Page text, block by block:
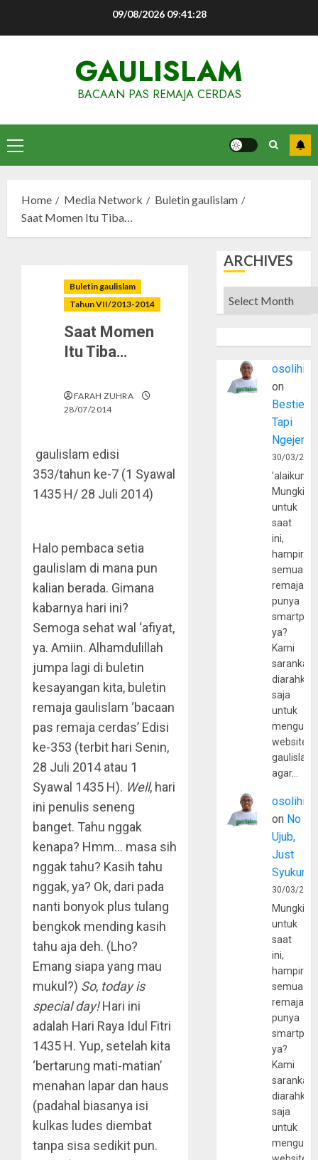
09/08/2026 09:41:29
GAULISLAM
BACAAN PAS REMAJA CERDAS
Primary
Menu
Home Media Network
Buletin gaulislam
Saat Momen Itu Tiba…
Buletin gaulislam
Tahun VII/2013-2014
Saat Momen
Itu Tiba…
FARAH ZUHRA
28/07/2014
gaulislam edisi
353/tahun ke-7 (1 Syawal
1435 H/ 28 Juli 2014)
Halo pembaca setia
gaulislam di mana pun
kalian berada. Gimana
kabarnya hari ini?
Semoga sehat wal ‘afiyat,
ya. Amiin. Alhamdulillah
jumpa lagi di buletin
kesayangan kita, buletin
remaja gaulislam ‘bacaan
pas remaja cerdas’ Edisi
ke-353 (terbit hari Senin,
28 Juli 2014 atau 1
Syawal 1435 H). Well, hari
ini penulis seneng
banget. Tahu nggak
kenapa? Hmm… masa sih
nggak tahu? Kasih tahu
nggak, ya? Ok, dari pada
nanti bonyok plus tulang
bengkok mending kasih
tahu aja deh. (Lho?
Emang siapa yang mau
mukul?) So, today is
special day!Hari ini
adalah Hari Raya Idul Fitri
1435 H. Yup, setelah kita
‘bertarung mati-matian’
menahan lapar dan haus
(padahal biasanya isi
kulkas ludes diembat
tanpa sisa sedikit pun.
ARCHIVES
Archives
osolihin
on
Bestie
Tapi
30/03/
Mungkin
untuk
saat
ini,
hampir
semua
remaja
punya
ya?
Kami
sarankan,
diarahkan
saja
untuk
website
agar…
osolihin
on No
Ujub,
Just
Syukur
30/03/
Mungkin
untuk
saat
ini,
hampir
semua
remaja
punya
ya?
Kami
sarankan,
diarahkan
saja
untuk